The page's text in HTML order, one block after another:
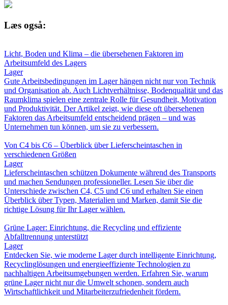
Læs også:
Licht, Boden und Klima – die übersehenen Faktoren im
Arbeitsumfeld des Lagers
Lager
Gute Arbeitsbedingungen im Lager hängen nicht nur von Technik
und Organisation ab. Auch Lichtverhältnisse, Bodenqualität und das
Raumklima spielen eine zentrale Rolle für Gesundheit, Motivation
und Produktivität. Der Artikel zeigt, wie diese oft übersehenen
Faktoren das Arbeitsumfeld entscheidend prägen – und was
Unternehmen tun können, um sie zu verbessern.
Von C4 bis C6 – Überblick über Lieferscheintaschen in
verschiedenen Größen
Lager
Lieferscheintaschen schützen Dokumente während des Transports
und machen Sendungen professioneller. Lesen Sie über die
Unterschiede zwischen C4, C5 und C6 und erhalten Sie einen
Überblick über Typen, Materialien und Marken, damit Sie die
richtige Lösung für Ihr Lager wählen.
Grüne Lager: Einrichtung, die Recycling und effiziente
Abfalltrennung unterstützt
Lager
Entdecken Sie, wie moderne Lager durch intelligente Einrichtung,
Recyclinglösungen und energieeffiziente Technologien zu
nachhaltigen Arbeitsumgebungen werden. Erfahren Sie, warum
grüne Lager nicht nur die Umwelt schonen, sondern auch
Wirtschaftlichkeit und Mitarbeiterzufriedenheit fördern.